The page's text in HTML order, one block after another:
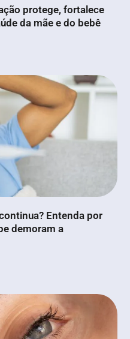
protege, fortalece
da mãe e do bebê
Entenda por
demoram a